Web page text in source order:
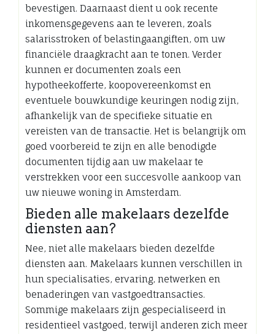
bevestigen. Daarnaast dient u ook recente
inkomensgegevens aan te leveren, zoals
salarisstroken of belastingaangiften, om uw
financiële draagkracht aan te tonen. Verder
kunnen er documenten zoals een
hypotheekofferte, koopovereenkomst en
eventuele bouwkundige keuringen nodig zijn,
afhankelijk van de specifieke situatie en
vereisten van de transactie. Het is belangrijk om
goed voorbereid te zijn en alle benodigde
documenten tijdig aan uw makelaar te
verstrekken voor een succesvolle aankoop van
uw nieuwe woning in Amsterdam.
Bieden alle makelaars dezelfde
diensten aan?
Nee, niet alle makelaars bieden dezelfde
diensten aan. Makelaars kunnen verschillen in
hun specialisaties, ervaring, netwerken en
benaderingen van vastgoedtransacties.
Sommige makelaars zijn gespecialiseerd in
residentieel vastgoed, terwijl anderen zich meer